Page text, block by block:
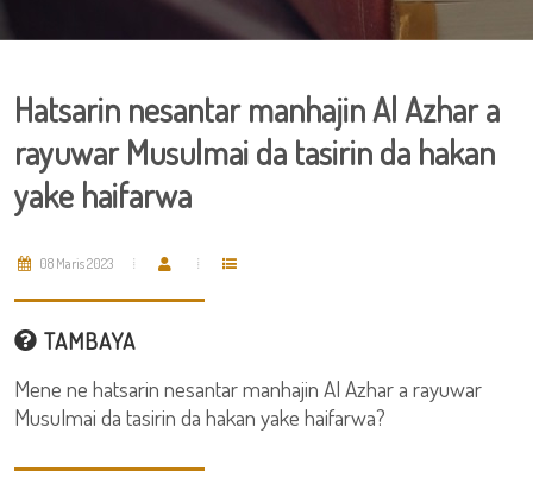
Hatsarin nesantar manhajin Al Azhar a
rayuwar Musulmai da tasirin da hakan
yake haifarwa
08 Maris 2023
TAMBAYA
Mene ne hatsarin nesantar manhajin Al Azhar a rayuwar
Musulmai da tasirin da hakan yake haifarwa?